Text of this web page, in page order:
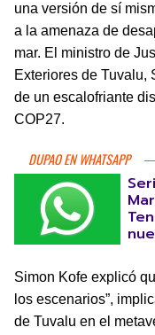
una versión de sí
a la amenaza de
mar. El ministro de
Exteriores de Tuvalu,
de un escalofriante
COP27.
DUPAO EN WHATSAPP
Simon Kofe explicó
los escenarios”,
de Tuvalu en el